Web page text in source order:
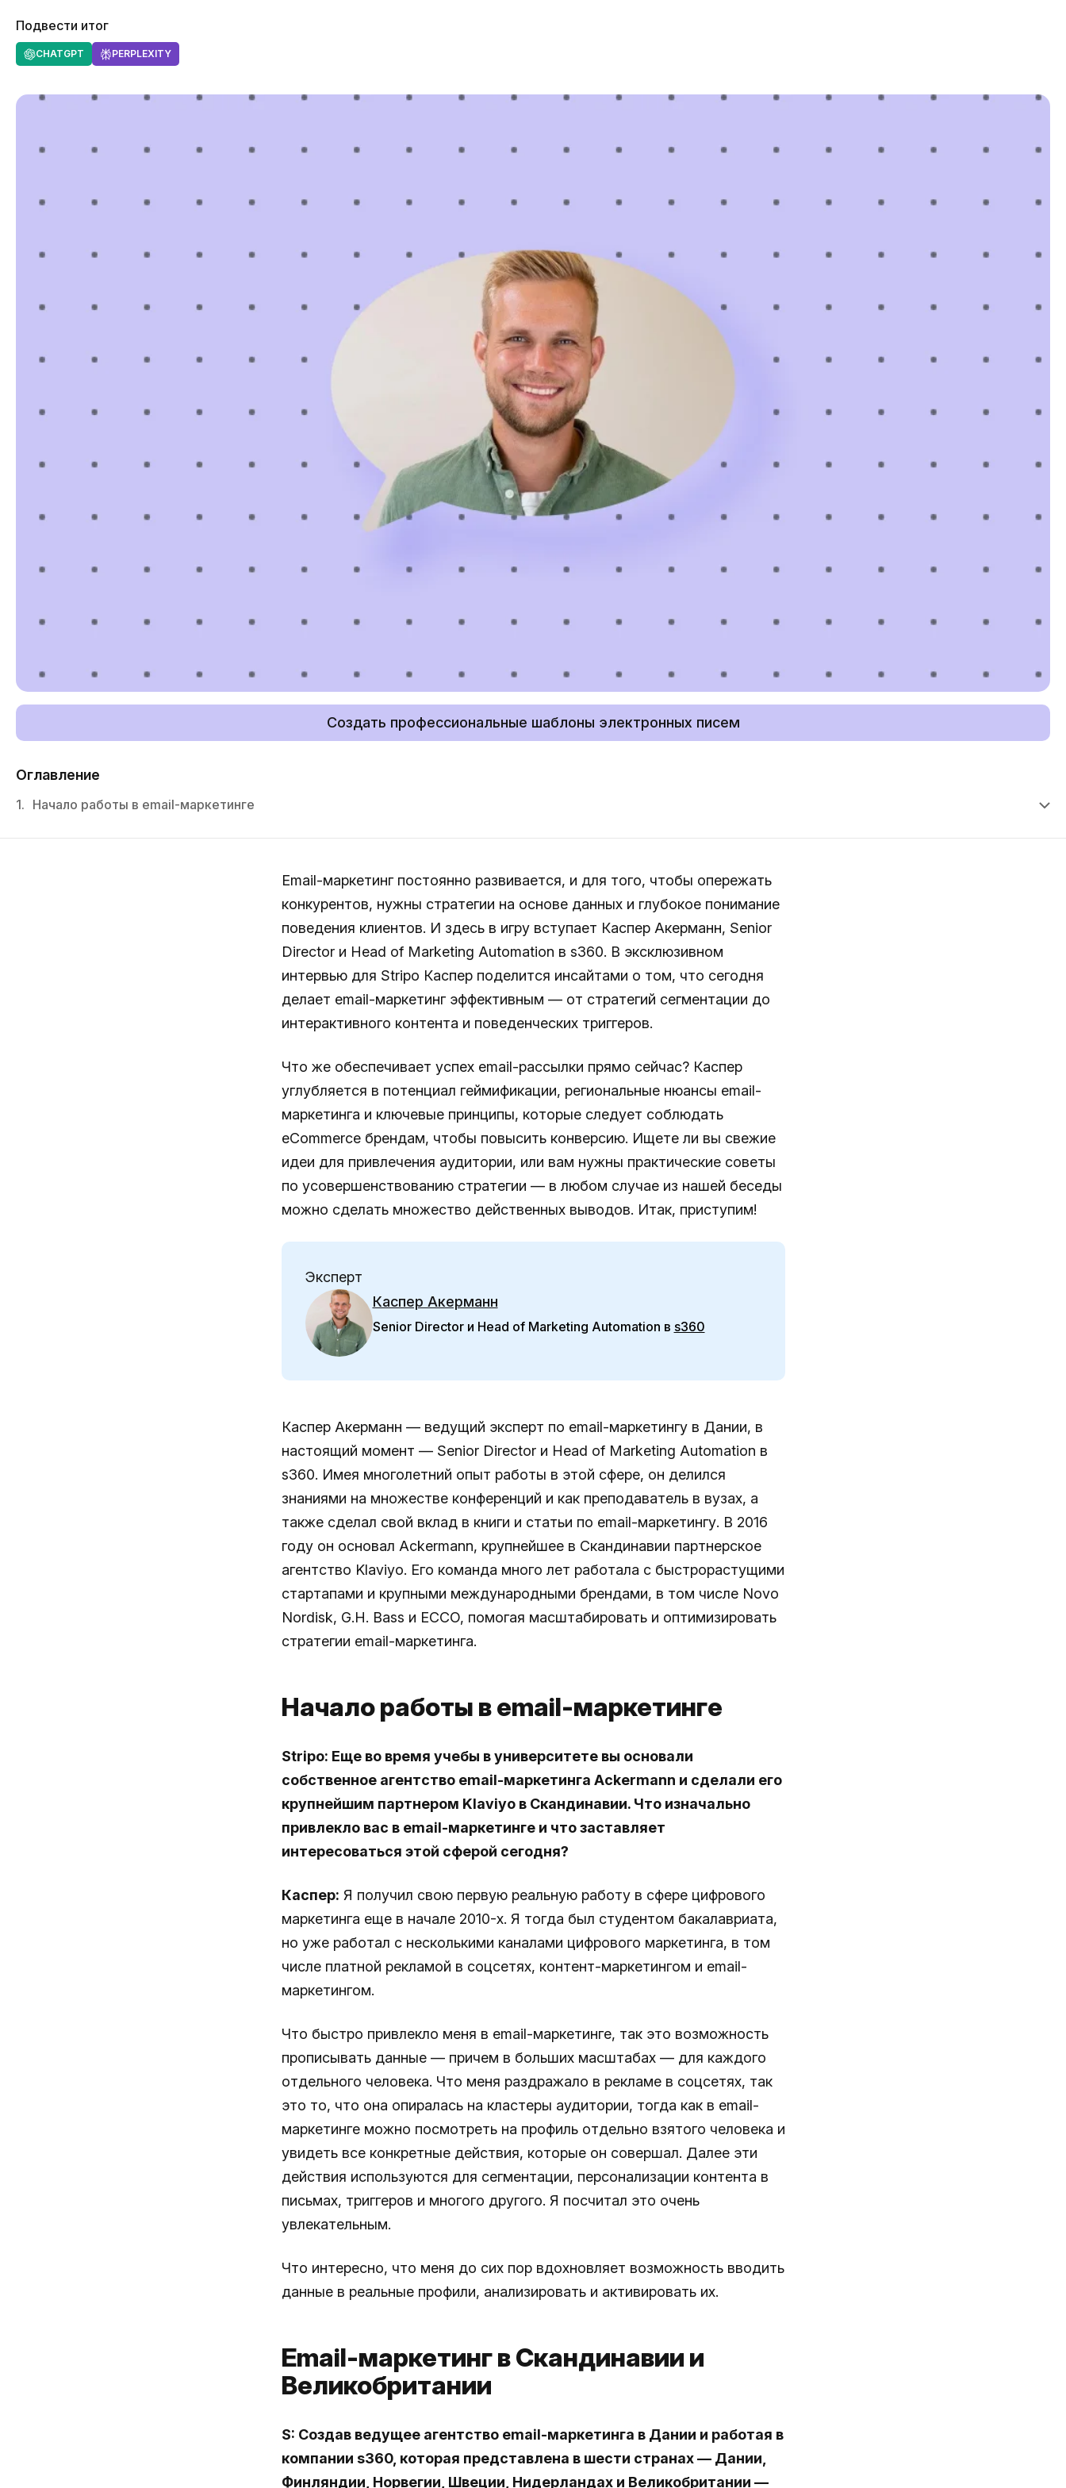
Подвести итог
CHATGPT PERPLEXITY
Создать профессиональные шаблоны электронных писем
Оглавление
1. Начало работы в email-маркетинге
Email-маркетинг постоянно развивается, и для того, чтобы опережать
конкурентов, нужны стратегии на основе данных и глубокое понимание
поведения клиентов. И здесь в игру вступает Каспер Акерманн, Senior
Director и Head of Marketing Automation в s360. В эксклюзивном
интервью для Stripo Каспер поделится инсайтами о том, что сегодня
делает email-маркетинг эффективным — от стратегий сегментации до
интерактивного контента и поведенческих триггеров.
Что же обеспечивает успех email-рассылки прямо сейчас? Каспер
углубляется в потенциал геймификации, региональные нюансы email-
маркетинга и ключевые принципы, которые следует соблюдать
eCommerce брендам, чтобы повысить конверсию. Ищете ли вы свежие
идеи для привлечения аудитории, или вам нужны практические советы
по усовершенствованию стратегии — в любом случае из нашей беседы
можно сделать множество действенных выводов. Итак, приступим!
Эксперт
Каспер Акерманн
Senior Director и Head of Marketing Automation в s360
Каспер Акерманн — ведущий эксперт по email-маркетингу в Дании, в
настоящий момент — Senior Director и Head of Marketing Automation в
s360. Имея многолетний опыт работы в этой сфере, он делился
знаниями на множестве конференций и как преподаватель в вузах, а
также сделал свой вклад в книги и статьи по email-маркетингу. В 2016
году он основал Ackermann, крупнейшее в Скандинавии партнерское
агентство Klaviyo. Его команда много лет работала с быстрорастущими
стартапами и крупными международными брендами, в том числе Novo
Nordisk, G.H. Bass и ECCO, помогая масштабировать и оптимизировать
стратегии email-маркетинга.
Начало работы в email-маркетинге
Stripo: Еще во время учебы в университете вы основали
собственное агентство email-маркетинга Ackermann и сделали его
крупнейшим партнером Klaviyo в Скандинавии. Что изначально
привлекло вас в email-маркетинге и что заставляет
интересоваться этой сферой сегодня?
Каспер: Я получил свою первую реальную работу в сфере цифрового
маркетинга еще в начале 2010-х. Я тогда был студентом бакалавриата,
но уже работал с несколькими каналами цифрового маркетинга, в том
числе платной рекламой в соцсетях, контент-маркетингом и email-
маркетингом.
Что быстро привлекло меня в email-маркетинге, так это возможность
прописывать данные — причем в больших масштабах — для каждого
отдельного человека. Что меня раздражало в рекламе в соцсетях, так
это то, что она опиралась на кластеры аудитории, тогда как в email-
маркетинге можно посмотреть на профиль отдельно взятого человека и
увидеть все конкретные действия, которые он совершал. Далее эти
действия используются для сегментации, персонализации контента в
письмах, триггеров и многого другого. Я посчитал это очень
увлекательным.
Что интересно, что меня до сих пор вдохновляет возможность вводить
данные в реальные профили, анализировать и активировать их.
Email-маркетинг в Скандинавии и
Великобритании
S: Создав ведущее агентство email-маркетинга в Дании и работая в
компании s360, которая представлена в шести странах — Дании,
Финляндии, Норвегии, Швеции, Нидерландах и Великобритании —